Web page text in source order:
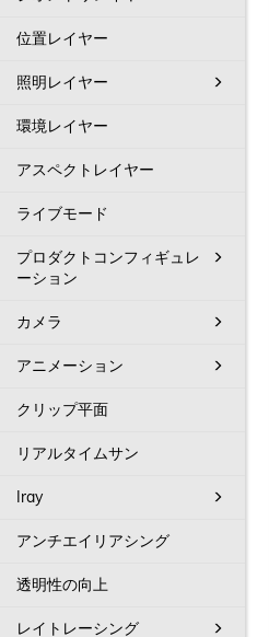
位置レイヤー
照明レイヤー
環境レイヤー
アスペクトレイヤー
ライブモード
プロダクトコンフィギュレ
ーション
カメラ
アニメーション
クリップ平面
リアルタイムサン
Iray
アンチエイリアシング
透明性の向上
レイトレーシング